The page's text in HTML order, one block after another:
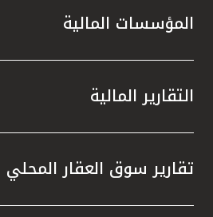
المؤسسات المالية
التقارير المالية
تقارير سوق العقار المحلي